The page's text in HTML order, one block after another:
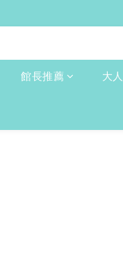
館長推薦 大